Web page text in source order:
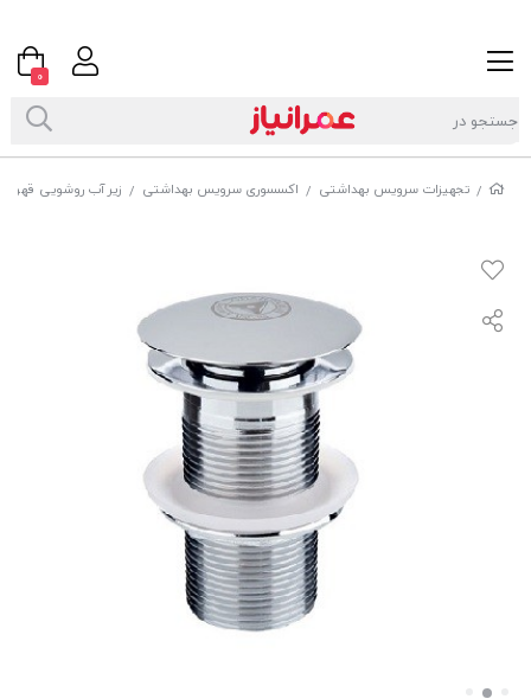
/ تجهیزات سرویس بهداشتی / اکسسوری سرویس بهداشتی / زیر آب روشویی
0